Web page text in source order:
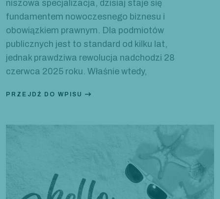
niszowa specjalizacja, dzisiaj staje się
fundamentem nowoczesnego biznesu i
obowiązkiem prawnym. Dla podmiotów
publicznych jest to standard od kilku lat,
jednak prawdziwa rewolucja nadchodzi 28
czerwca 2025 roku. Właśnie wtedy,
PRZEJDŹ DO WPISU